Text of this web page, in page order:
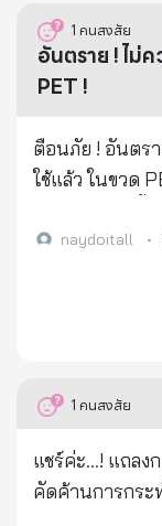
อยู่ในฐานะอัน
น้ำใจกันให้มากกว่าที่ผ่านมา 6.
อิฐ หิน ปูน ทรา
เราสามารถรัก
ข้อมูลทางเทคนิ
ชัยพัฒนาคืออะ
วิศวกรรม การเ
ท่านไม่สนับสนุน
ให้ชาวบ้านรู้จั
ถ้าเราทำเช่น
ไม่สูญหายไปจากสังคมไทย 7. จา
ออกมาแสดงคว
เส้นเลือด ลดค
ช่วยยับยั้งการเติบโ
เหล่านี้เป็นการ
การสืบค้นข้อมูล
การอนุญาตผลิ
ภาษาอังกฤษ ซึ่ง
ได้ส่งเจ้าหน้า
สถานที่นำเข้า
บ้าน ทั้งนี้ อย. อ
ประกอบการดำ
ทั้งในเรื่องการ
ผลิตภัณฑ์โดยไม่
1 คนสงสัย
อันตราย ! ไม่
PET !
ตือนภัย ! อันตร
ใช้แล้ว ในขวด
บริโภค แนะ แย
ผู้สื่อข่าวรายงา
ข้อความและรูป
ดังนี้ “จากการ
ทั่วไปนั้น ได้มีผู้ที่
หน้ากากอนามัย
naydoitall •
1 คนสงสัย
แชร์ค่ะ...! แถลงการณ์กลุ่มธรรมศาสตร์พิทักษ์ธรรม
คัดค้านการกระ